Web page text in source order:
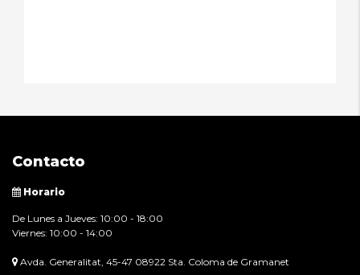
Contacto
Horario
De Lunes a Jueves: 10:00 - 18:00
Viernes: 10:00 - 14:00
Avda. Generalitat, 45-47 08922 Sta. Coloma de Gramanet